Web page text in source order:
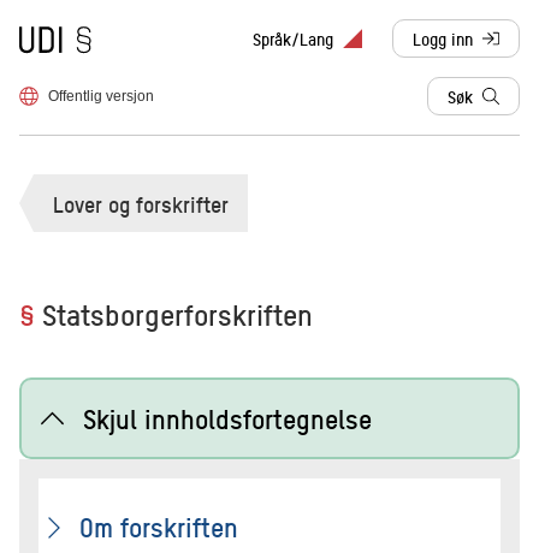
Til forsiden Språk/Lang Logg inn
, sendes til
Offentlig versjon Søk
Lover og forskrifter
§ Statsborgerforskriften
Skjul innholdsfortegnelse
Om forskriften